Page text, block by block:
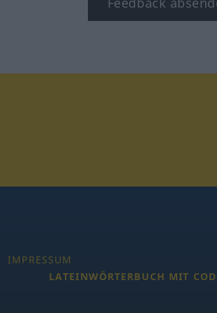
IMPRESSUM
LATEINWÖRTERBUCH MIT